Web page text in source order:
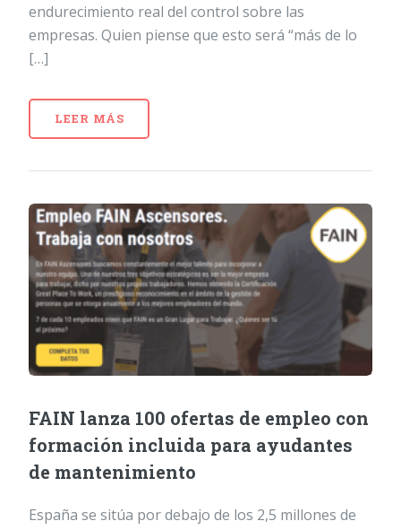
endurecimiento real del control sobre las
empresas. Quien piense que esto será “más de lo
[…]
LEER MÁS
FAIN lanza 100 ofertas de empleo con
formación incluida para ayudantes
de mantenimiento
España se sitúa por debajo de los 2,5 millones de